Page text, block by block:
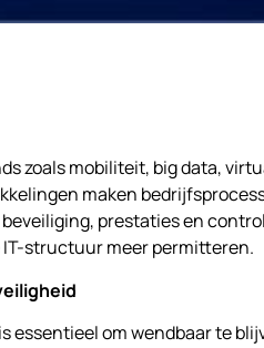
zoals mobiliteit, big data,
maken
prestaties en
structuur meer permitteren.
essentieel om wendbaar te